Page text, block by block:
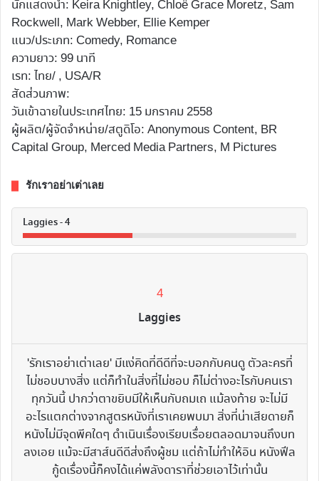
นักแสดงนำ: Keira Knightley, Chloë Grace Moretz, Sam
Rockwell, Mark Webber, Ellie Kemper
แนว/ประเภท: Comedy, Romance
ความยาว: 99 นาที
เรท: ไทย/ , USA/R
สัดส่วนภาพ:
วันเข้าฉายในประเทศไทย: 15 มกราคม 2558
ผู้ผลิต/ผู้จัดจำหน่าย/สตูดิโอ: Anonymous Content, BR
Capital Group, Merced Media Partners, M Pictures
รักเราอย่าเต่าเลย
Laggies - 4
4
Laggies
'รักเราอย่าเต่าเลย' มีแง่คิดที่ดีดีที่จะบอกกับคนดู ตัวละครที่
ไม่ชอบบางสิ่ง แต่ก็ทำในสิ่งที่ไม่ชอบ ก็ไม่ต่างอะไรกับคนเรา
ทุกวันนี้ ปากว่าตาขยิบมีให้เห็นกับถมเถ แม้ลงท้าย จะไม่มี
อะไรแตกต่างจากสูตรหนังที่เราเคยพบมา สิ่งที่น่าเสียดายก็
หนังไม่มีจุดพีคใดๆ ดำเนินเรื่องเรียบเรื่อยตลอดมาจนถึงบท
ลงเอย แม้จะมีสาส์นดีดีส่งถึงผู้ชม แต่ถ้าไม่ทำให้อิน หนังฟีล
กู้ดเรื่องนี้ก็คงได้แค่พลังดาราที่ช่วยเอาไว้เท่านั้น